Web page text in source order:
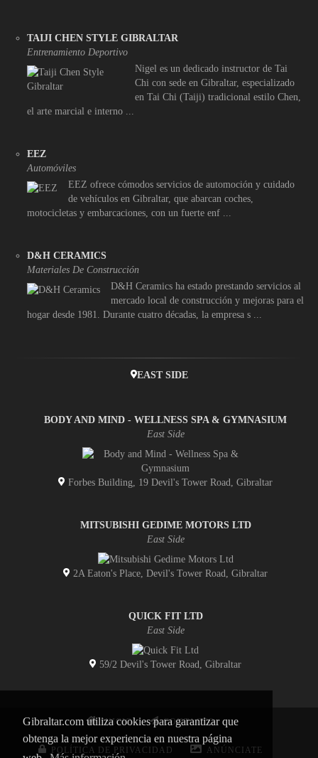
Gibraltar.com utiliza cookies para garantizar que
obtenga la mejor experiencia en nuestra página
TAIJI CHEN STYLE GIBRALTAR
Entrenamiento Deportivo
Nigel es un dedicado instructor de Tai
Chi con sede en Gibraltar, especializado
en Tai Chi (Taiji) tradicional estilo Chen,
el arte marcial e interno ...
EEZ
Automóviles
EEZ ofrece cómodos servicios de automoción y cuidado
de vehículos en Gibraltar, que abarcan coches,
motocicletas y embarcaciones, con un fuerte enf ...
D&H CERAMICS
Materiales De Construcción
D&H Ceramics ha estado prestando servicios al
mercado local de construcción y mejoras para el
hogar desde 1981. Durante cuatro décadas, la empresa s ...
EAST SIDE
BODY AND MIND - WELLNESS SPA & GYMNASIUM
East Side
Forbes Building, 19 Devil's Tower Road, Gibraltar
MITSUBISHI GEDIME MOTORS LTD
East Side
2A Eaton's Place, Devil's Tower Road, Gibraltar
QUICK FIT LTD
East Side
59/2 Devil's Tower Road, Gibraltar
INICIO CONTACTO
POLÍTICA DE PRIVACIDAD ANÚNCIATE